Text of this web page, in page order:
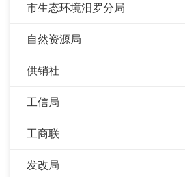
市生态环境汨罗分局
自然资源局
供销社
工信局
工商联
发改局